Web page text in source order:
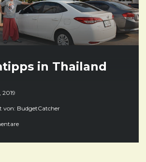
in Thailand
2019
von: BudgetCatcher